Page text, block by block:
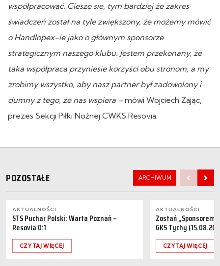
współpracować. Cieszę się, tym bardziej że zakres
świadczeń został na tyle zwiększony, że możemy mówić
o Handlopex-ie jako o głównym sponsorze
strategicznym naszego klubu. Jestem przekonany, że
taka współpraca przyniesie korzyści obu stronom, a my
zrobimy wszystko, aby nasz partner był zadowolony i
dumny z tego, że nas wspiera – mówi Wojciech Zając,
prezes Sekcji Piłki Nożnej CWKS Resovia.
POZOSTAŁE ARCHIWUM
AKTUALNOŚCI
STS Puchar Polski: Warta Poznań –
Resovia 0:1
CZYTAJ WIĘCEJ
AKTUALNOŚCI
Zostań „Sponsorem
GKS Tychy
CZYTAJ WIĘCEJ